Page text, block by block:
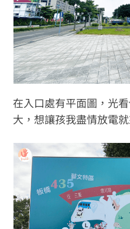
在入口處有平面圖，光
大，想讓孩我盡情放電